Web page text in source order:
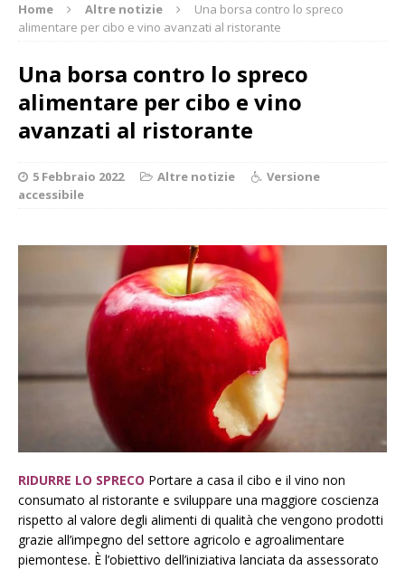
Home Altre notizie
Una borsa contro lo spreco
alimentare per cibo e vino avanzati al ristorante
Una borsa contro lo spreco
alimentare per cibo e vino
avanzati al ristorante
5 Febbraio 2022 Altre notizie
Versione
accessibile
RIDURRE LO SPRECO Portare a casa il cibo e il vino non
consumato al ristorante e sviluppare una maggiore coscienza
rispetto al valore degli alimenti di qualità che vengono prodotti
grazie all’impegno del settore agricolo e agroalimentare
piemontese. È l’obiettivo dell’iniziativa lanciata da assessorato